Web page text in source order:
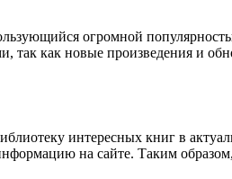
огромной
так как новые произведения и
интересных книг в
на сайте. Таким